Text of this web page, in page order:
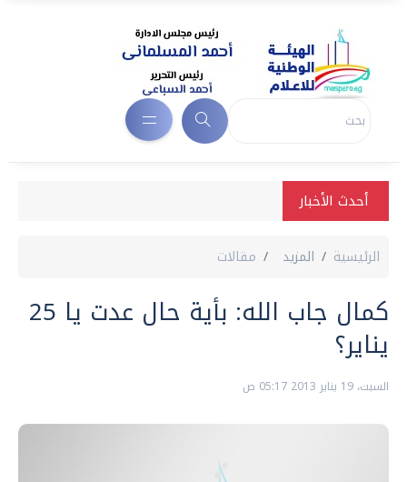
أحدث الأخبار
الرئيسية المزيد مقالات
يناير؟
السبت، 19 يناير 2013 05:17 ص